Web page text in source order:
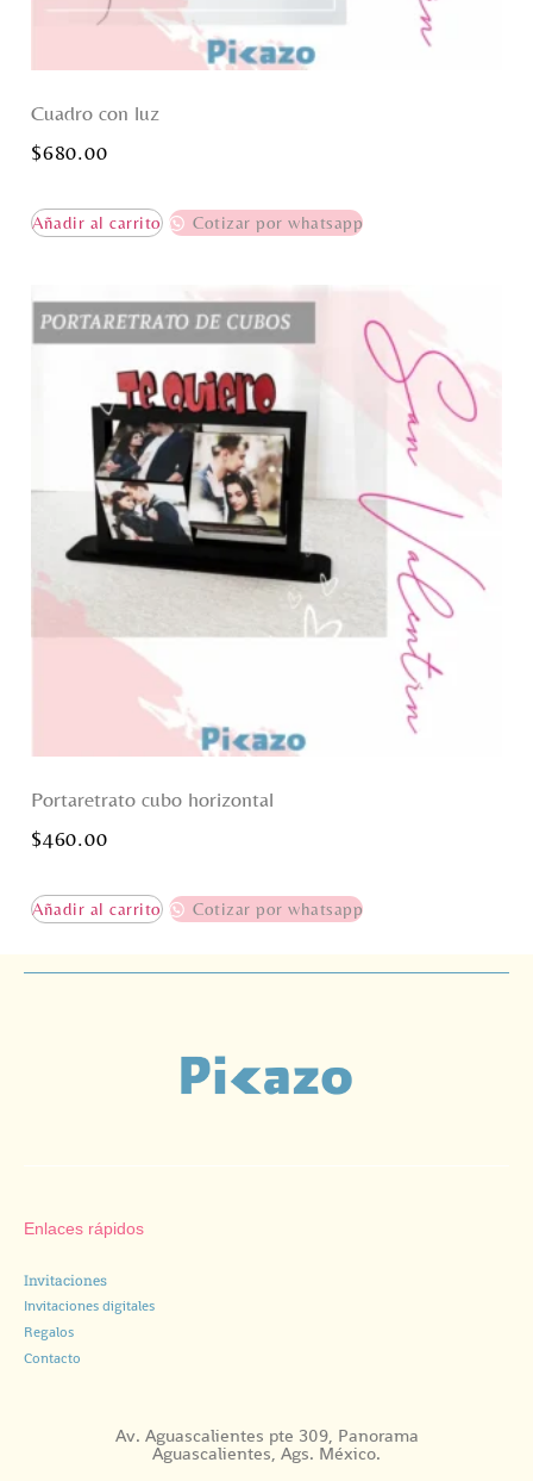
Cuadro con luz
$680.00
Añadir al carrito Cotizar por whatsapp
Portaretrato cubo horizontal
$460.00
Añadir al carrito Cotizar por whatsapp
Enlaces rápidos
Invitaciones
Invitaciones digitales
Regalos
Contacto
Av. Aguascalientes pte 309, Panorama
Aguascalientes, Ags. México.